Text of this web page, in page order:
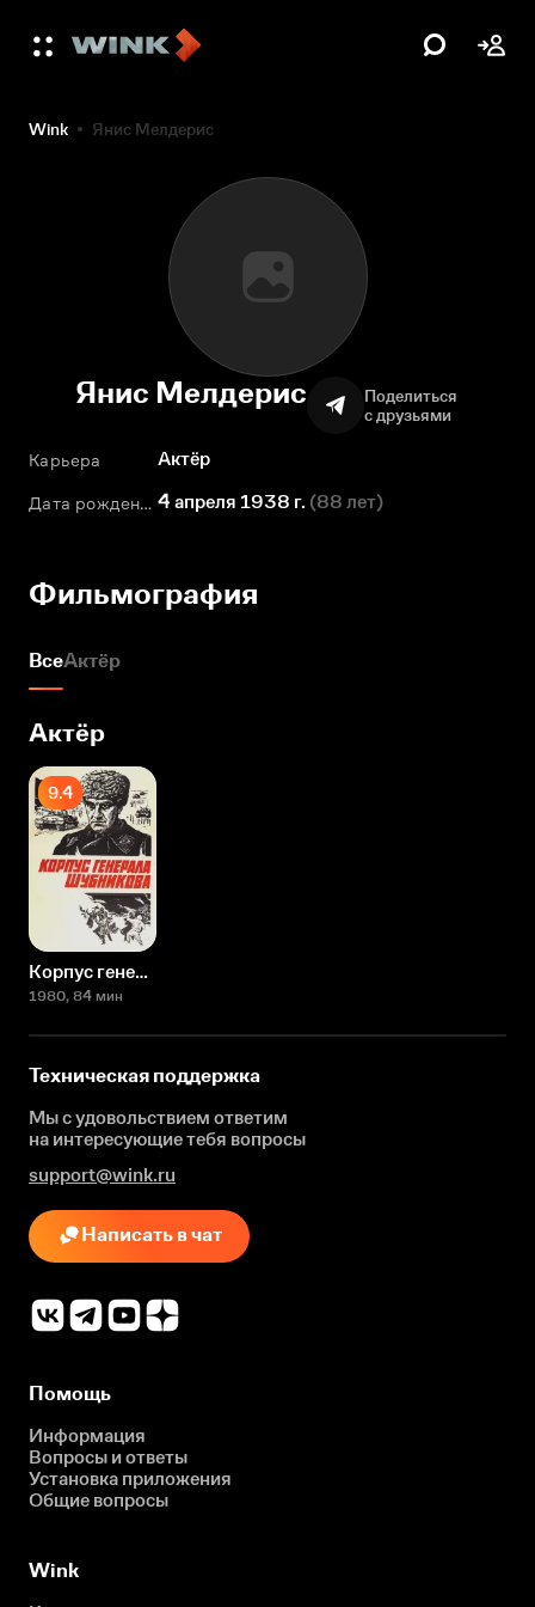
Wink Янис Мелдерис
Янис Мелдерис
Поделиться
с друзьями
Карьера Актёр
Дата рождения 4 апреля 1938 г. (88 лет)
Фильмография
ВсеАктёр
Актёр
9.4
Корпус генерала Шубникова
1980, 84 мин
Техническая поддержка
Мы с удовольствием ответим
на интересующиетебя вопросы
support@wink.ru
Написать в чат
Помощь
Информация
Вопросы и ответы
Установка приложения
Общие вопросы
Wink